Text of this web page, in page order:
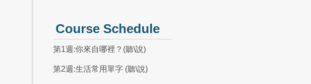
Course Schedule
第1週:你來自哪裡？(聽\說)
第2週:生活常用單字 (聽\說)